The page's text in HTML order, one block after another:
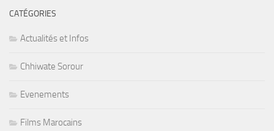
CATÉGORIES
Actualités et Infos
Chhiwate Sorour
Evenements
Films Marocains